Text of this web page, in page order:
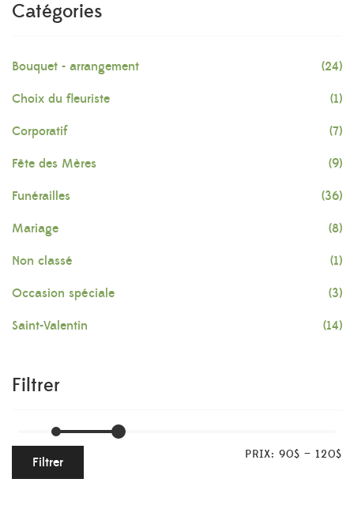
Catégories
Bouquet - arrangement (24)
Choix du fleuriste (1)
Corporatif (7)
Fête des Mères (9)
Funérailles (36)
Mariage (8)
Non classé (1)
Occasion spéciale (3)
Saint-Valentin (14)
Filtrer
Filtrer PRIX: 90$ — 120$